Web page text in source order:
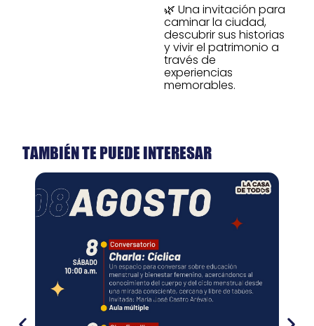
🌿 Una invitación para
caminar la ciudad,
descubrir sus historias
y vivir el patrimonio a
través de
experiencias
memorables.
TAMBIÉN TE PUEDE INTERESAR